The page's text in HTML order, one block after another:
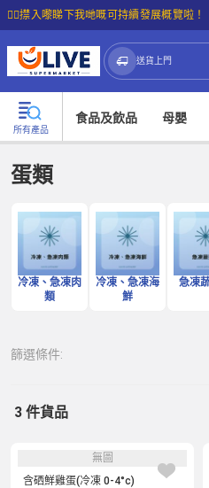
☝🏼㩒入嚟睇下我哋嘅可持續發展概覽啦！
送貨上門
所有產品
食品及飲品 母嬰
蛋類
冷凍、急凍肉
類
冷凍、急凍海
鮮
急凍
篩選條件:
3 件貨品
無圖
含硒鮮雞蛋(冷凍 0-4°c)